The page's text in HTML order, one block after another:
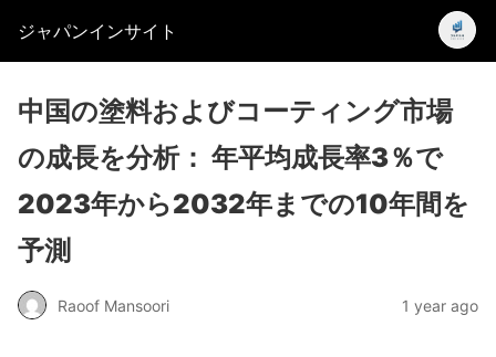
ジャパンインサイト
中国の塗料およびコーティング市場
の成長を分析： 年平均成長率3％で
2023年から2032年までの10年間を
予測
Raoof Mansoori 1 year ago